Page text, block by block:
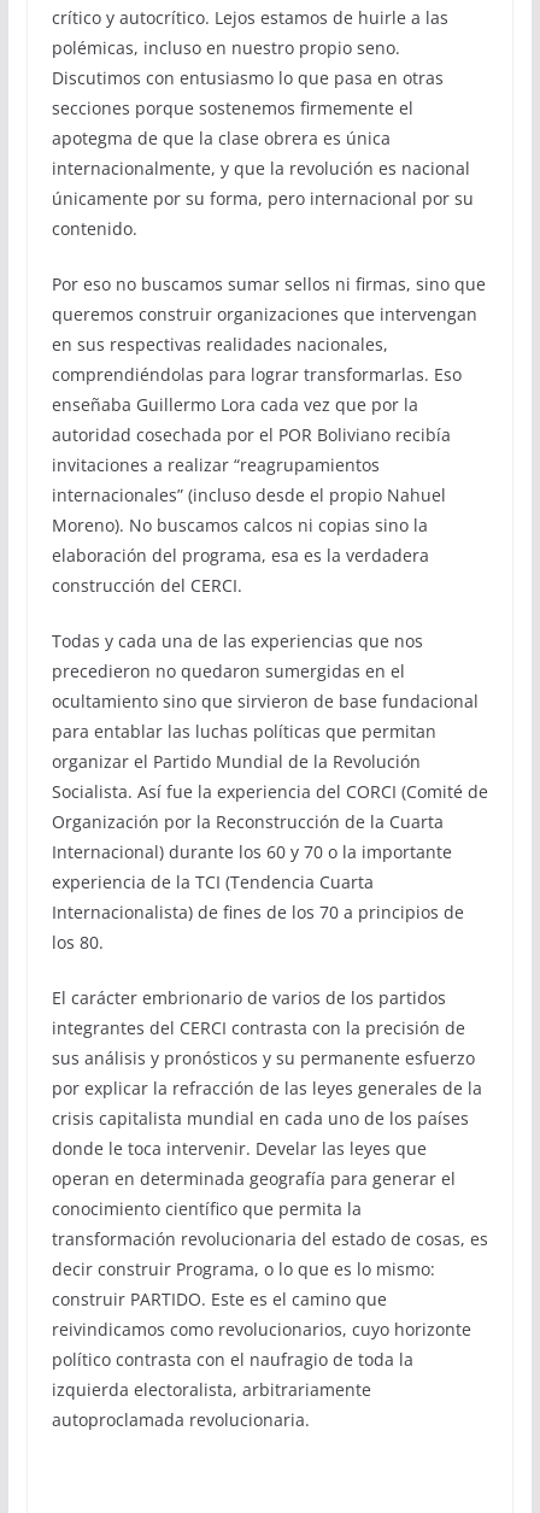
crítico y autocrítico. Lejos estamos de huirle a las
polémicas, incluso en nuestro propio seno.
Discutimos con entusiasmo lo que pasa en otras
secciones porque sostenemos firmemente el
apotegma de que la clase obrera es única
internacionalmente, y que la revolución es nacional
únicamente por su forma, pero internacional por su
contenido.
Por eso no buscamos sumar sellos ni firmas, sino que
queremos construir organizaciones que intervengan
en sus respectivas realidades nacionales,
comprendiéndolas para lograr transformarlas. Eso
enseñaba Guillermo Lora cada vez que por la
autoridad cosechada por el POR Boliviano recibía
invitaciones a realizar “reagrupamientos
internacionales” (incluso desde el propio Nahuel
Moreno). No buscamos calcos ni copias sino la
elaboración del programa, esa es la verdadera
construcción del CERCI.
Todas y cada una de las experiencias que nos
precedieron no quedaron sumergidas en el
ocultamiento sino que sirvieron de base fundacional
para entablar las luchas políticas que permitan
organizar el Partido Mundial de la Revolución
Socialista. Así fue la experiencia del CORCI (Comité de
Organización por la Reconstrucción de la Cuarta
Internacional) durante los 60 y 70 o la importante
experiencia de la TCI (Tendencia Cuarta
Internacionalista) de fines de los 70 a principios de
los 80.
El carácter embrionario de varios de los partidos
integrantes del CERCI contrasta con la precisión de
sus análisis y pronósticos y su permanente esfuerzo
por explicar la refracción de las leyes generales de la
crisis capitalista mundial en cada uno de los países
donde le toca intervenir. Develar las leyes que
operan en determinada geografía para generar el
conocimiento científico que permita la
transformación revolucionaria del estado de cosas, es
decir construir Programa, o lo que es lo mismo:
construir PARTIDO. Este es el camino que
reivindicamos como revolucionarios, cuyo horizonte
político contrasta con el naufragio de toda la
izquierda electoralista, arbitrariamente
autoproclamada revolucionaria.